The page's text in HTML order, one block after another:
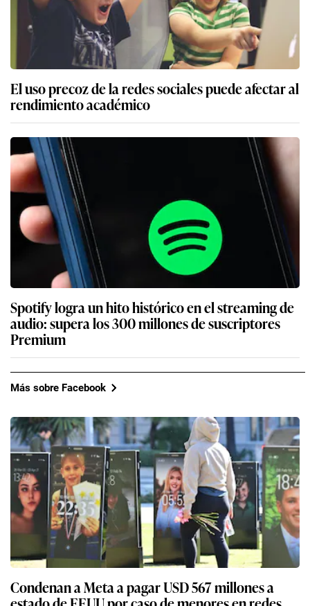
El uso precoz de la redes sociales puede afectar al
rendimiento académico
Spotify logra un hito histórico en el streaming de
audio: supera los 300 millones de suscriptores
Premium
Más sobre Facebook
Condenan a Meta a pagar USD 567 millones a